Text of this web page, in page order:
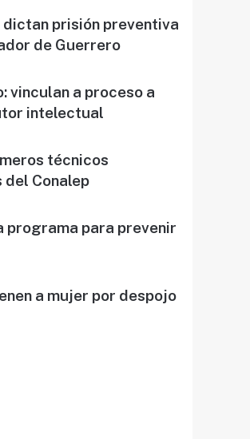
dictan prisión preventiva
de Guerrero
vinculan a proceso a
intelectual
técnicos
Conalep
programa para prevenir
a mujer por despojo